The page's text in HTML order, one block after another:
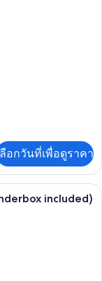
ลือกวันที่เพื่อดูราคา
ดับพรีเมียม, มินิบาร์ฟรี,
included)